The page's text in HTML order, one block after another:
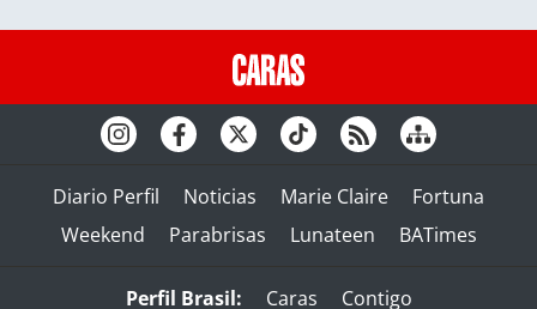
Diario Perfil Noticias Marie Claire
Fortuna
Weekend
Parabrisas Lunateen BATimes
Perfil Brasil: Caras
Contigo